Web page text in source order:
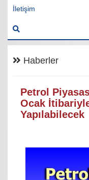
İletişim
Haberler
Petrol
Ocak
Yapılabilecek